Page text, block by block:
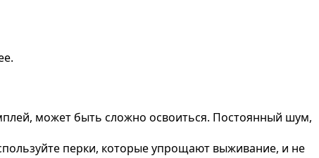
может быть сложно освоиться. Постоянный шум,
перки, которые упрощают выживание, и не